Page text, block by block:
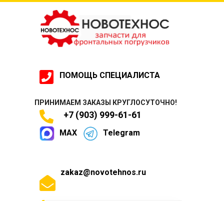
ПОМОЩЬ СПЕЦИАЛИСТА
ПРИНИМАЕМ ЗАКАЗЫ КРУГЛОСУТОЧНО!
+7 (903) 999-61-61
MAX Telegram
zakaz@novotehnos.ru